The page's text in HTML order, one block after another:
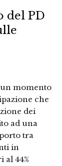
del PD
momento
che
dei
ad una
tra
in
al 44%